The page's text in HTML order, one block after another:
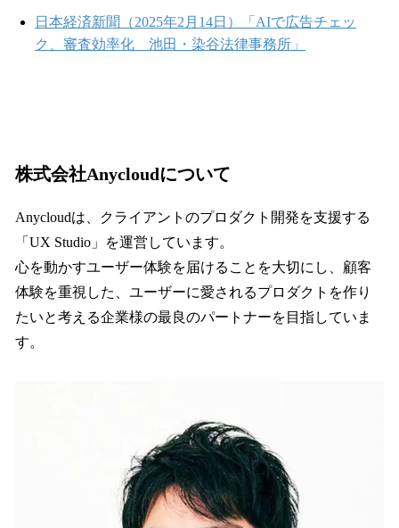
日本経済新聞（2025年2月14日）「AIで広告チェッ
ク、審査効率化 池田・染谷法律事務所」
株式会社Anycloudについて
Anycloudは、クライアントのプロダクト開発を支援する
「UX Studio」を運営しています。
心を動かすユーザー体験を届けることを大切にし、顧客
体験を重視した、ユーザーに愛されるプロダクトを作り
たいと考える企業様の最良のパートナーを目指していま
す。